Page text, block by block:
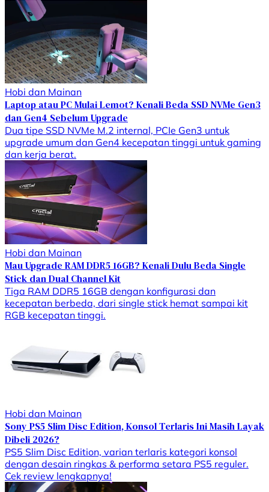
Hobi dan Mainan
Laptop atau PC Mulai Lemot? Kenali Beda SSD NVMe Gen3
dan Gen4 Sebelum Upgrade
Dua tipe SSD NVMe M.2 internal, PCIe Gen3 untuk
upgrade umum dan Gen4 kecepatan tinggi untuk gaming
dan kerja berat.
Hobi dan Mainan
Mau Upgrade RAM DDR5 16GB? Kenali Dulu Beda Single
Stick dan Dual Channel Kit
Tiga RAM DDR5 16GB dengan konfigurasi dan
kecepatan berbeda, dari single stick hemat sampai kit
RGB kecepatan tinggi.
Hobi dan Mainan
Sony PS5 Slim Disc Edition, Konsol Terlaris Ini Masih Layak
Dibeli 2026?
PS5 Slim Disc Edition, varian terlaris kategori konsol
dengan desain ringkas & performa setara PS5 reguler.
Cek review lengkapnya!